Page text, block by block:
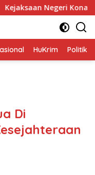
Negeri Konawe
HuKrim Politik
Di